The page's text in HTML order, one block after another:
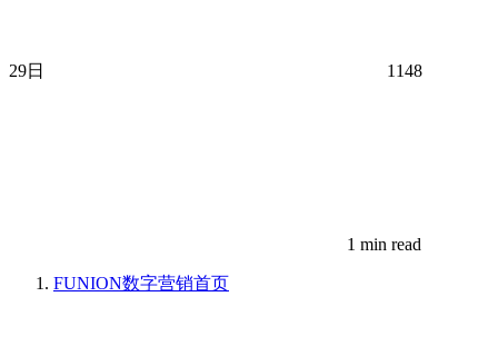
29日 1148
1 min read
FUNION数字营销首页